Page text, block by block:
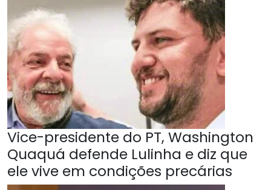
Vice-presidente do PT, Washington
Quaquá defende Lulinha e diz que
ele vive em condições precárias